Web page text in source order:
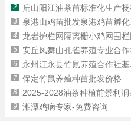
2 扁山阳江油茶苗标准化生产
3 泉港山鸡苗批发泉港鸡苗孵
4 龙岩护栏网隔离栅小鸡网围
5 安丘凤舞山孔雀养殖专业合
6 永州江永县竹鼠养殖合作社
7 保定竹鼠养殖种苗批发价格
8 2025-2028油茶种植前景利
9 湘潭鸡病专家-免费咨询